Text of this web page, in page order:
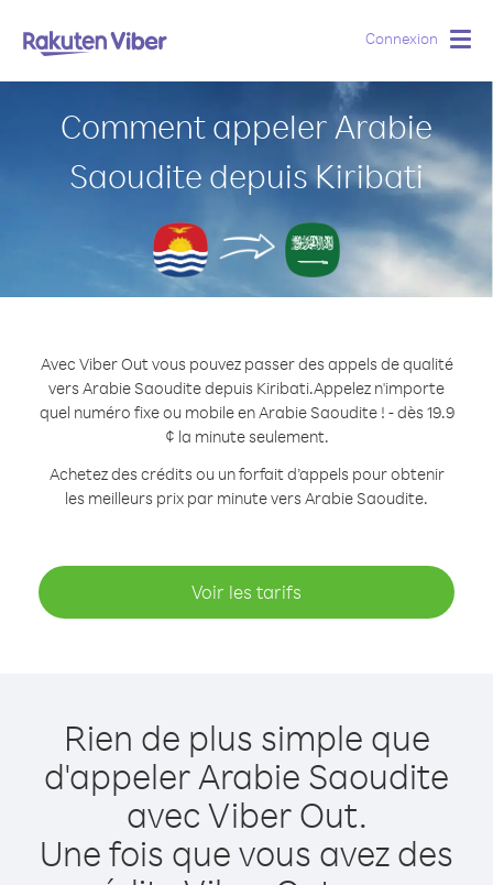
Connexion
Comment appeler Arabie
Saoudite depuis Kiribati
Avec Viber Out vous pouvez passer des appels de qualité
vers Arabie Saoudite depuis Kiribati.Appelez n'importe
quel numéro fixe ou mobile en Arabie Saoudite ! - dès 19.9
¢ la minute seulement.
Achetez des crédits ou un forfait d’appels pour obtenir
les meilleurs prix par minute vers Arabie Saoudite.
Voir les tarifs
Rien de plus simple que
d'appeler Arabie Saoudite
avec Viber Out.
Une fois que vous avez des